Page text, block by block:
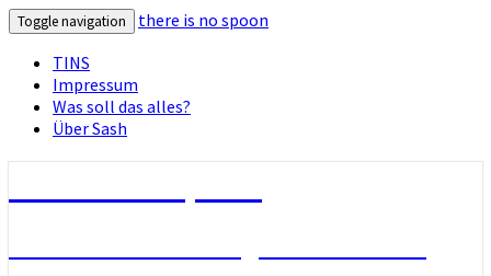
Toggle navigation
there is no spoon
TINS
Impressum
Was soll das alles?
Über Sash